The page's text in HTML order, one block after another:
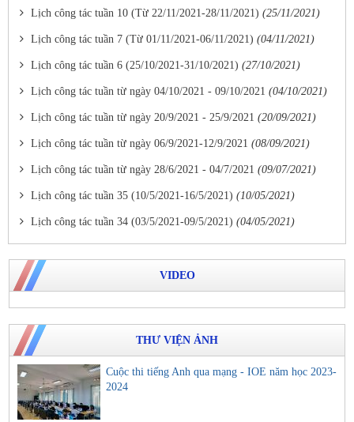
Lịch công tác tuần 10 (Từ 22/11/2021-28/11/2021) (25/11/2021)
Lịch công tác tuần 7 (Từ 01/11/2021-06/11/2021) (04/11/2021)
Lịch công tác tuần 6 (25/10/2021-31/10/2021) (27/10/2021)
Lịch công tác tuần từ ngày 04/10/2021 - 09/10/2021 (04/10/2021)
Lịch công tác tuần từ ngày 20/9/2021 - 25/9/2021 (20/09/2021)
Lịch công tác tuần từ ngày 06/9/2021-12/9/2021 (08/09/2021)
Lịch công tác tuần từ ngày 28/6/2021 - 04/7/2021 (09/07/2021)
Lịch công tác tuần 35 (10/5/2021-16/5/2021) (10/05/2021)
Lịch công tác tuần 34 (03/5/2021-09/5/2021) (04/05/2021)
VIDEO
THƯ VIỆN ẢNH
Cuộc thi tiếng Anh qua mạng - IOE năm học 2023-
2024